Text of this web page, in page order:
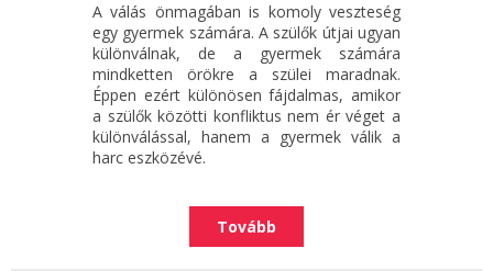
A válás önmagában is komoly veszteség
egy gyermek számára. A szülők útjai ugyan
különválnak, de a gyermek számára
mindketten örökre a szülei maradnak.
Éppen ezért különösen fájdalmas, amikor
a szülők közötti konfliktus nem ér véget a
különválással, hanem a gyermek válik a
harc eszközévé.
Tovább